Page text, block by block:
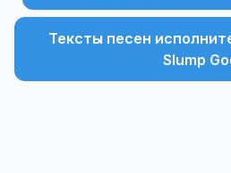
Тексты песен
Slump